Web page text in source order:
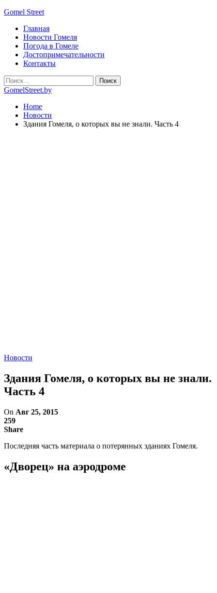
Gomel Street
Главная
Новости Гомеля
Погода в Гомеле
Достопримечательности
Контакты
GomelStreet.by
Home
Новости
Здания Гомеля, о которых вы не знали. Часть 4
Новости
Здания Гомеля, о которых вы не знали.
Часть 4
On Авг 25, 2015
259
Share
Последняя часть материала о потерянных зданиях Гомеля.
«Дворец» на аэродроме